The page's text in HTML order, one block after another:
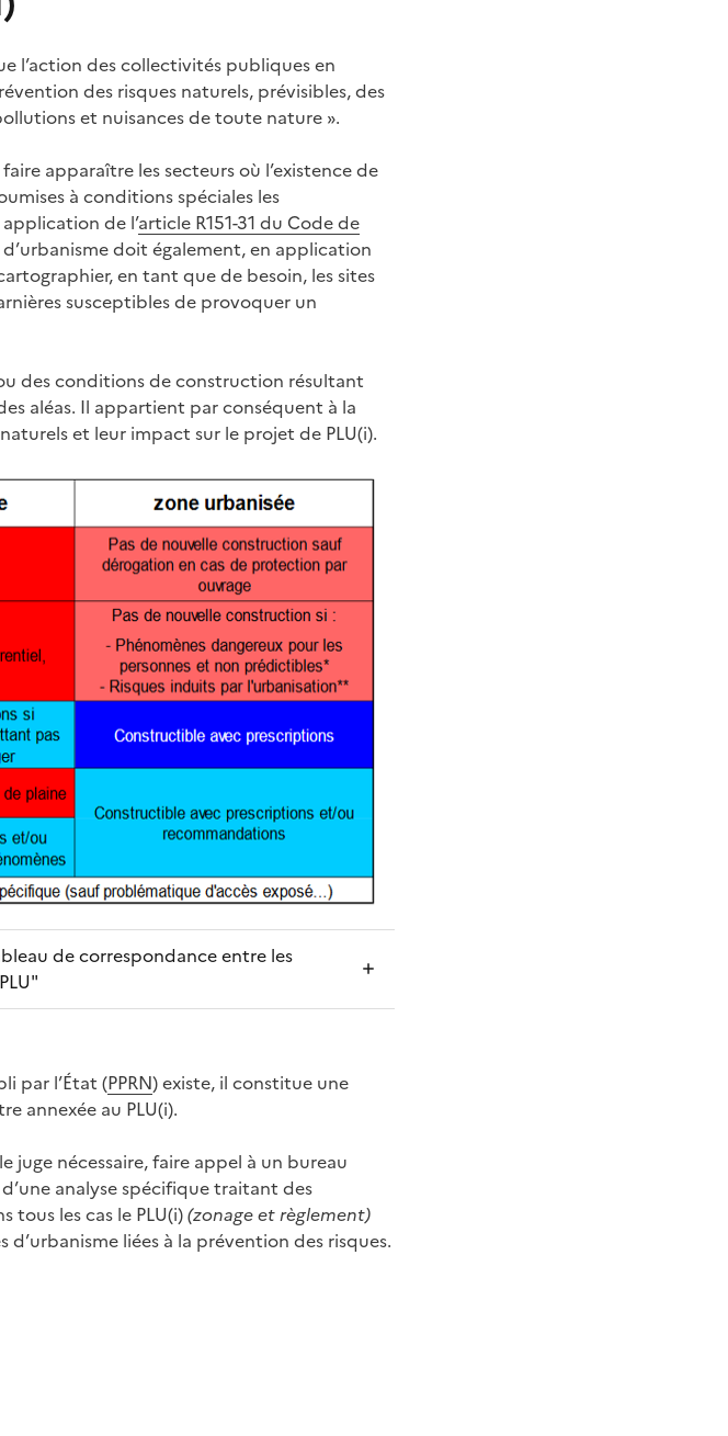
l’action des collectivités publiques en
des risques naturels, prévisibles, des
et nuisances de toute nature ».
apparaître les secteurs où l’existence de
à conditions spéciales les
de l’article R151-31 du Code de
doit également, en application
en tant que de besoin, les sites
susceptibles de provoquer un
des conditions de construction résultant
aléas. Il appartient par conséquent à la
et leur impact sur le projet de PLU(i).
de correspondance entre les
par l’État (PPRN) existe, il constitue une
annexée au PLU(i).
juge nécessaire, faire appel à un bureau
analyse spécifique traitant des
tous les cas le PLU(i)(zonage et règlement)
liées à la prévention des risques.